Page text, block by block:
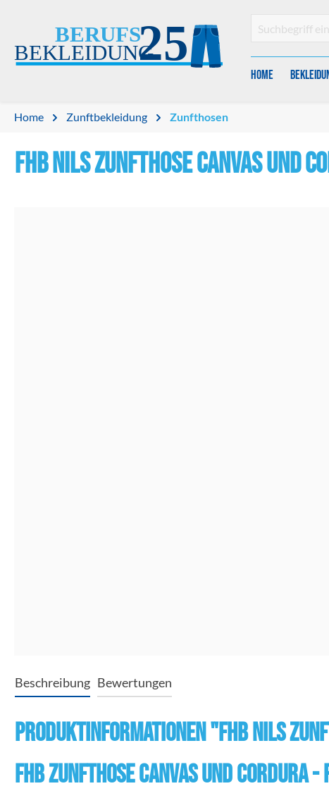
Home
Home Zunftbekleidung Zunfthosen
FHB NILS Zunfthose Canvas und
Beschreibung Bewertungen
Produktinformationen "FHB NILS
FHB Zunfthose CANVAS und